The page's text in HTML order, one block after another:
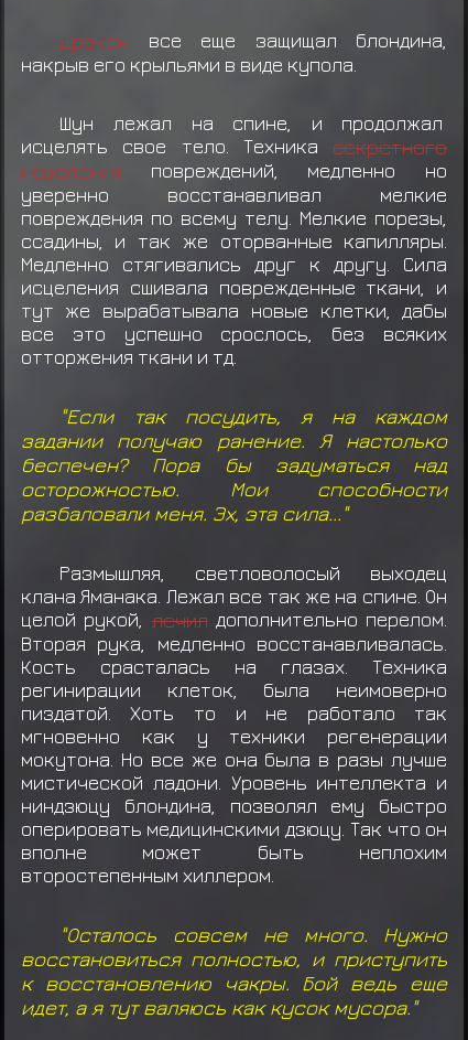
Узумаки Нагато
Еда: Данго (*3)
Узумаки НагатозабираетЕда: Данго (*3)
Яманака ШунпередалХанзо 444 рье
Яманака Шунвыкидывает предметЕда:
Данго (*3)
Яманака Шун выкидывает предметЕда:
Данго (*3)
Яманака Шунвыкидывает предметЕда:
Данго (*3)
Яманака Шун
выкидывает предмет
Яманака Шунвыкидывает предмет
Еда:
Данго (*3)
Драконвсе еще защищал блондина,
накрыв его крыльями в виде купола.
Шун лежал на спине, и продолжал
исцелять свое тело. Техникасекретного
исцеленияповреждений, медленно но
уверенно восстанавливал мелкие
повреждения по всему телу. Мелкие порезы,
ссадины, и так же оторванные капилляры.
Медленно стягивались друг к другу. Сила
исцеления сшивала поврежденные ткани, и
тут же вырабатывала новые клетки, дабы
все это успешно срослось, без всяких
отторжения ткани и тд.
"Если так посудить, я на каждом
задании получаю ранение. Я настолько
беспечен? Пора бы задуматься над
осторожностью. Мои способности
разбаловали меня. Эх, эта сила..."
Размышляя, светловолосый выходец
клана Яманака. Лежал все так же на спине. Он
целой рукой,лечилдополнительно перелом.
Вторая рука, медленно восстанавливалась.
Кость срасталась на глазах. Техника
регинирации клеток, была неимоверно
пиздатой. Хоть то и не работало так
мгновенно как у техники регенерации
мокутона. Но все же она была в разы лучше
мистической ладони. Уровень интеллекта и
ниндзюцу блондина, позволял ему быстро
оперировать медицинскими дзюцу. Так что он
вполне может быть неплохим
второстепенным хиллером.
"Осталось совсем не много. Нужно
восстановиться полностью, и приступить
к восстановлению чакры. Бой ведь еще
идет, а я тут валяюсь как кусок мусора."